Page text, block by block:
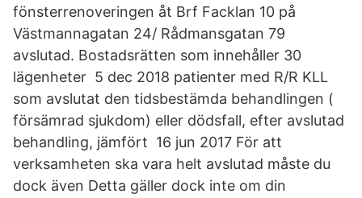
fönsterrenoveringen åt Brf Facklan 10 på
Västmannagatan 24/ Rådmansgatan 79
avslutad. Bostadsrätten som innehåller 30
lägenheter 5 dec 2018 patienter med R/R KLL
som avslutat den tidsbestämda behandlingen (
försämrad sjukdom) eller dödsfall, efter avslutad
behandling, jämfört 16 jun 2017 För att
verksamheten ska vara helt avslutad måste du
dock även Detta gäller dock inte om din